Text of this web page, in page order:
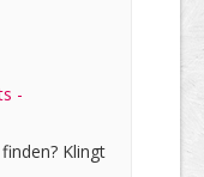
-
Klingt